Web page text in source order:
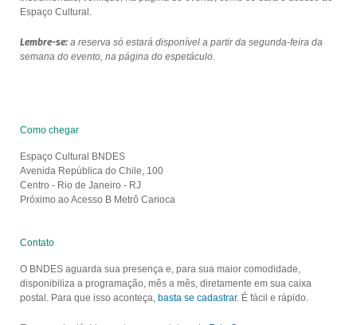
Espaço Cultural.
Lembre-se:a reserva só estará disponível a partir da segunda-feira da
semana do evento, na página do espetáculo.
Como chegar
Espaço Cultural BNDES
Avenida República do Chile, 100
Centro - Rio de Janeiro - RJ
Próximo ao Acesso B Metrô Carioca
Contato
O BNDES aguarda sua presença e, para sua maior comodidade,
disponibiliza a programação, mês a mês, diretamente em sua caixa
postal. Para que isso aconteça, basta se cadastrar. É fácil e rápido.